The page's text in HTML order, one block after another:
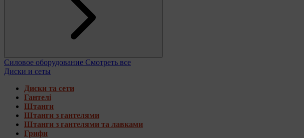
Силовое оборудование Смотреть все
Диски и сеты
Диски та сети
Гантелі
Штанги
Штанги з гантелями
Штанги з гантелями та лавками
Грифи